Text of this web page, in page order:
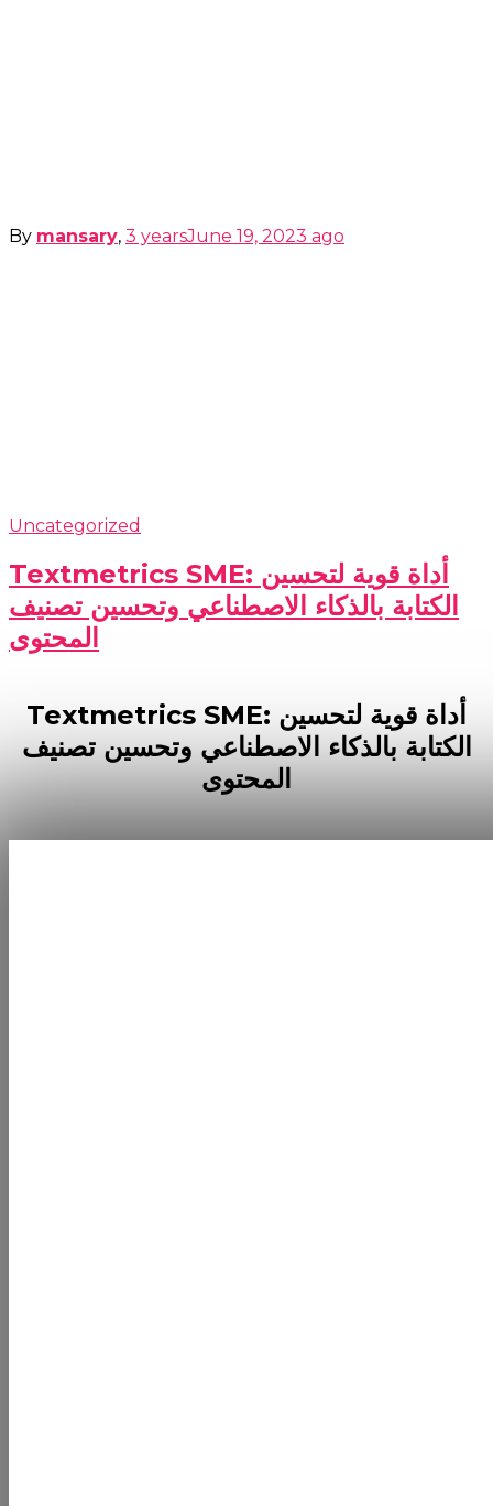
By mansary, 3 yearsJune 19, 2023 ago
Uncategorized
Textmetrics SME: أداة قوية لتحسين
الكتابة بالذكاء الاصطناعي وتحسين تصنيف
المحتوى
Textmetrics SME: أداة قوية لتحسين
الكتابة بالذكاء الاصطناعي وتحسين تصنيف
المحتوى